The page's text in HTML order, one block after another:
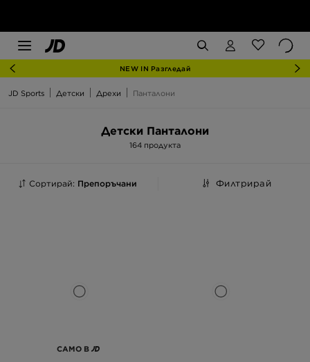
NEW IN Разгледай
JD Sports Детски Дрехи Панталони
Детски Панталони
164 продукта
Сортирай: Препоръчани Филтрирай
САМО В